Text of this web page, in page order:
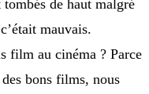
de haut malgré
mauvais.
film au cinéma ? Parce
bons films, nous